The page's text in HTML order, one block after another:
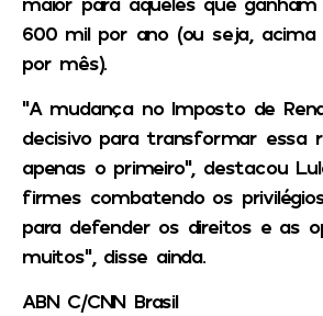
600 mil por ano (ou seja,
por mês).
“A mudança no Imposto de
decisivo para transformar essa
apenas o primeiro”, destacou
firmes combatendo os
para defender os direitos e as
muitos”, disse ainda.
ABN C/CNN Brasil